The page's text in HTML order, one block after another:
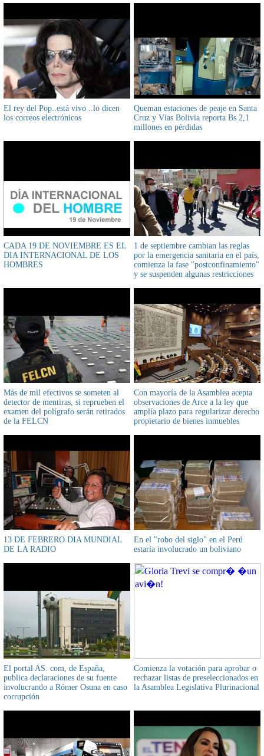
El rey del Pop..está vivo ..lo dicen
los correos electrónicos
Queman estaciones de peaje en Santa
Cruz y Vías Bolivia reporta Bs 2,1
millones en pérdidas
CADA 19 DE NOVIEMBRE ES EL
DIA INTERNACIONAL DE LOS
HOMBRES
1 de septiembre cambian las reglas
por la emergencia sanitaria en el país,
comienza la fase "postconfinamiento"
y se suspenden algunas restricciones
Más de mil efectivos se someten al
detector de mentiras, si reprueben el
examen del polígrafo serán retirados
de la FELCN
Con mayoría de la Asamblea acepta
observaciones de Arce a la ley que
amplía plazo para regularizar derecho
propietario de bienes inmuebles
13 DE FEBRERO DIA MUNDIAL
DE LA RADIO
En el "robo del siglo" en el Perú
estaría involucrado un boliviano
El portal AS. com, de España,
publica declaraciones de su fuente
involucrando a Rómer Osuna en caso
corrupción
Comienza la votación para aprobar o
rechazar listas de preseleccionados en
la Asamblea Legislativa Plurinacional